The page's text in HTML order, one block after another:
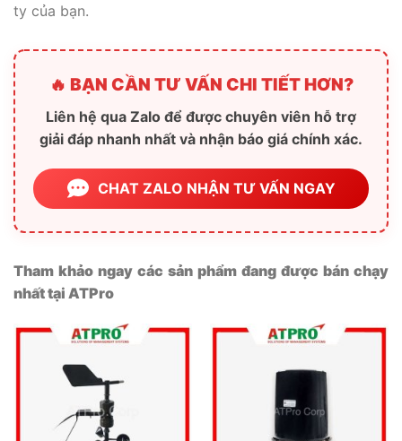
ty của bạn.
🔥 BẠN CẦN TƯ VẤN CHI TIẾT HƠN?
Liên hệ qua Zalo để được chuyên viên hỗ trợ
giải đáp nhanh nhất và nhận báo giá chính xác.
CHAT ZALO NHẬN TƯ VẤN NGAY
Tham khảo ngay các sản phẩm đang được bán chạy
nhất tại ATPro